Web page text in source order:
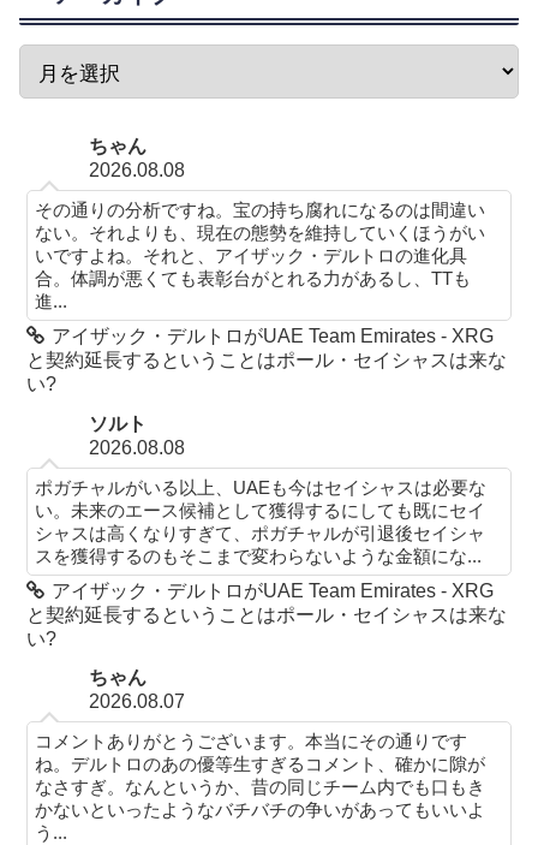
ちゃん
2026.08.08
その通りの分析ですね。宝の持ち腐れになるのは間違い
ない。それよりも、現在の態勢を維持していくほうがい
いですよね。それと、アイザック・デルトロの進化具
合。体調が悪くても表彰台がとれる力があるし、TTも
進...
アイザック・デルトロがUAE Team Emirates - XRG
と契約延長するということはポール・セイシャスは来な
い?
ソルト
2026.08.08
ポガチャルがいる以上、UAEも今はセイシャスは必要な
い。未来のエース候補として獲得するにしても既にセイ
シャスは高くなりすぎて、ポガチャルが引退後セイシャ
スを獲得するのもそこまで変わらないような金額にな...
アイザック・デルトロがUAE Team Emirates - XRG
と契約延長するということはポール・セイシャスは来な
い?
ちゃん
2026.08.07
コメントありがとうございます。本当にその通りです
ね。デルトロのあの優等生すぎるコメント、確かに隙が
なさすぎ。なんというか、昔の同じチーム内でも口もき
かないといったようなバチバチの争いがあってもいいよ
う...